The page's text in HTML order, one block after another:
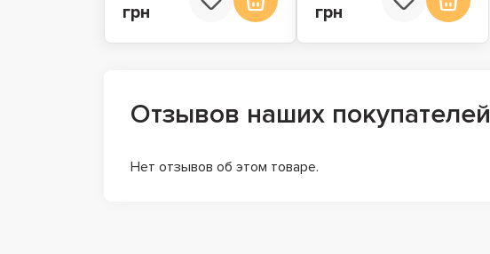
грн
грн
Отзывов наших покупателей
Нет отзывов об этом товаре.